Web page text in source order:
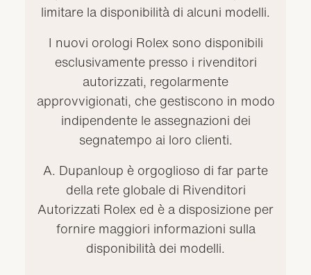
limitare la disponibilità di alcuni modelli.
I nuovi orologi Rolex sono disponibili
esclusivamente presso i rivenditori
autorizzati, regolarmente
approvvigionati, che gestiscono in modo
indipendente le assegnazioni dei
segnatempo ai loro clienti.
A. Dupanloup è orgoglioso di far parte
della rete globale di Rivenditori
Autorizzati Rolex ed è a disposizione per
fornire maggiori informazioni sulla
disponibilità dei modelli.